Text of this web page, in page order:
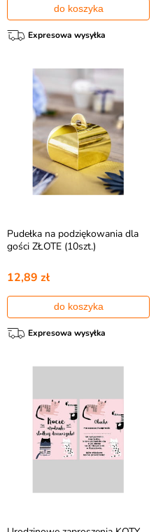
do koszyka
Expresowa wysyłka
Pudełka na podziękowania dla
gości ZŁOTE (10szt.)
12,89 zł
do koszyka
Expresowa wysyłka